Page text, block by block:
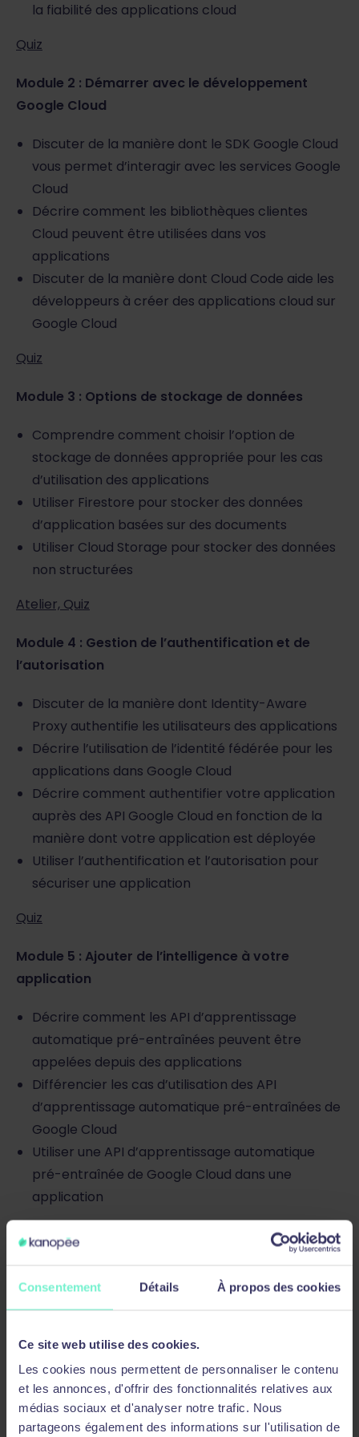
Consentement Détails À propos des cookies
Ce site web utilise des cookies.
Les cookies nous permettent de personnaliser le contenu
et les annonces, d'offrir des fonctionnalités relatives aux
médias sociaux et d'analyser notre trafic. Nous
partageons également des informations sur l'utilisation de
la fiabilité des applications cloud
Quiz
Module 2 : Démarrer avec le développement
Google Cloud
Discuter de la manière dont le SDK Google Cloud
vous permet d’interagir avec les services Google
Cloud
Décrire comment les bibliothèques clientes
Cloud peuvent être utilisées dans vos
applications
Discuter de la manière dont Cloud Code aide les
développeurs à créer des applications cloud sur
Google Cloud
Quiz
Module 3 : Options de stockage de données
Comprendre comment choisir l’option de
stockage de données appropriée pour les cas
d’utilisation des applications
Utiliser Firestore pour stocker des données
d’application basées sur des documents
Utiliser Cloud Storage pour stocker des données
non structurées
Atelier, Quiz
Module 4 : Gestion de l’authentification et de
l’autorisation
Discuter de la manière dont Identity-Aware
Proxy authentifie les utilisateurs des applications
Décrire l’utilisation de l’identité fédérée pour les
applications dans Google Cloud
Décrire comment authentifier votre application
auprès des API Google Cloud en fonction de la
manière dont votre application est déployée
Utiliser l’authentification et l’autorisation pour
sécuriser une application
Quiz
Module 5 : Ajouter de l’intelligence à votre
application
Décrire comment les API d’apprentissage
automatique pré-entraînées peuvent être
appelées depuis des applications
Différencier les cas d’utilisation des API
d’apprentissage automatique pré-entraînées de
Google Cloud
Utiliser une API d’apprentissage automatique
pré-entraînée de Google Cloud dans une
application
Discuter des fonctionnalités d’un pipeline
Décrire comment créer et stocker des images
de conteneur d’application
Créer une image de conteneur à l’aide de Cloud
Build